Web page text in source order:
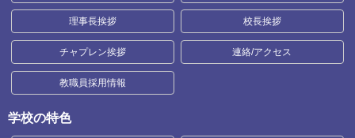
理事長挨拶 校長挨拶
チャプレン挨拶 連絡/アクセス
教職員採用情報
学校の特色